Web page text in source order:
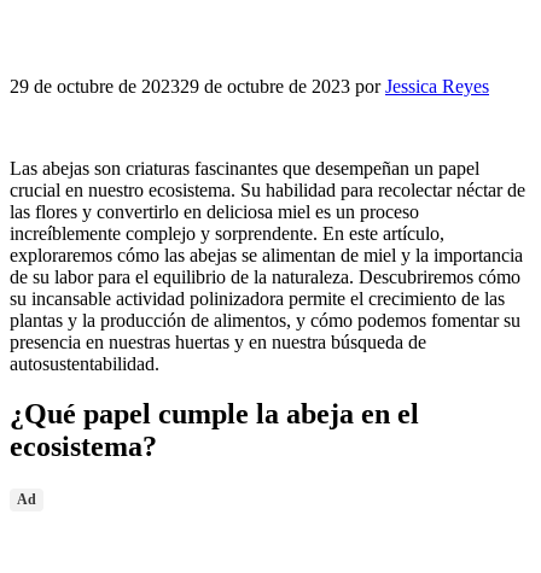
29 de octubre de 202329 de octubre de 2023 porJessica Reyes
Las abejas son criaturas fascinantes que desempeñan un papel
crucial en nuestro ecosistema. Su habilidad para recolectar néctar de
las flores y convertirlo en deliciosa miel es un proceso
increíblemente complejo y sorprendente. En este artículo,
exploraremos cómo las abejas se alimentan de miel y la importancia
de su labor para el equilibrio de la naturaleza. Descubriremos cómo
su incansable actividad polinizadora permite el crecimiento de las
plantas y la producción de alimentos, y cómo podemos fomentar su
presencia en nuestras huertas y en nuestra búsqueda de
autosustentabilidad.
¿Qué papel cumple la abeja en el
ecosistema?
Ad